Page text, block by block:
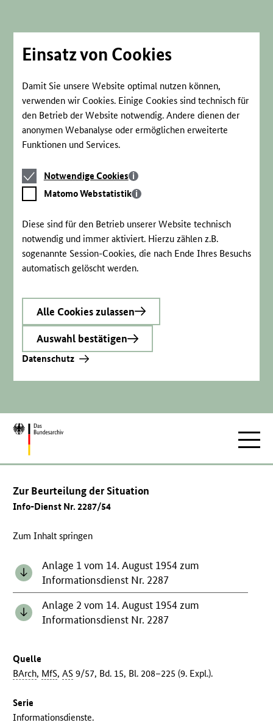
Einsatz von Cookies
Damit Sie unsere Website optimal nutzen können,
verwenden wir Cookies. Einige Cookies sind technisch für
den Betrieb der Website notwendig. Andere dienen der
anonymen Webanalyse oder ermöglichen erweiterte
Funktionen und Services.
Notwendige
Cookies
Notwendige Cookies
Matomo
Webstatistik
Matomo Webstatistik
Diese sind für den Betrieb unserer Website technisch
notwendig und immer aktiviert. Hierzu zählen z.B.
sogenannte Session-Cookies, die nach Ende Ihres Besuchs
automatisch gelöscht werden.
Alle Cookies zulassen
Auswahl bestätigen
Datenschutz
Zur
Zur Beurteilung der Situation
Info-Dienst Nr. 2287/54
Zum Inhalt springen
Anlage 1 vom 14. August 1954 zum
Informationsdienst Nr. 2287
Anlage 2 vom 14. August 1954 zum
Informationsdienst Nr. 2287
Quelle
BArch, MfS,AS 9/57, Bd. 15, Bl. 208–225 (9. Expl.).
Serie
Informationsdienste.